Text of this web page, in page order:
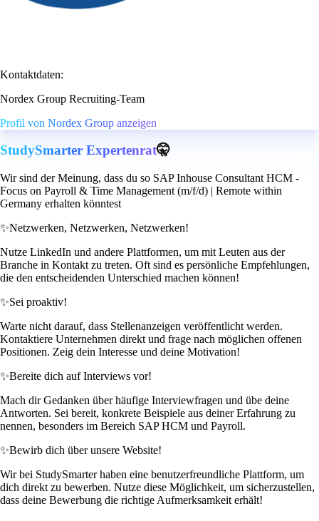
Kontaktdaten:
Nordex Group Recruiting-Team
Profil von Nordex Group anzeigen
StudySmarter Expertenrat🤫
Wir sind der Meinung, dass du so SAP Inhouse Consultant HCM -
Focus on Payroll & Time Management (m/f/d) | Remote within
Germany erhalten könntest
✨Netzwerken, Netzwerken, Netzwerken!
Nutze LinkedIn und andere Plattformen, um mit Leuten aus der
Branche in Kontakt zu treten. Oft sind es persönliche Empfehlungen,
die den entscheidenden Unterschied machen können!
✨Sei proaktiv!
Warte nicht darauf, dass Stellenanzeigen veröffentlicht werden.
Kontaktiere Unternehmen direkt und frage nach möglichen offenen
Positionen. Zeig dein Interesse und deine Motivation!
✨Bereite dich auf Interviews vor!
Mach dir Gedanken über häufige Interviewfragen und übe deine
Antworten. Sei bereit, konkrete Beispiele aus deiner Erfahrung zu
nennen, besonders im Bereich SAP HCM und Payroll.
✨Bewirb dich über unsere Website!
Wir bei StudySmarter haben eine benutzerfreundliche Plattform, um
dich direkt zu bewerben. Nutze diese Möglichkeit, um sicherzustellen,
dass deine Bewerbung die richtige Aufmerksamkeit erhält!